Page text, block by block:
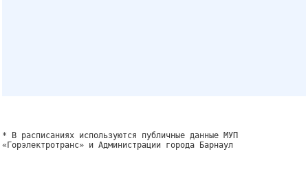
* В расписаниях используются публичные данные МУП
«Горэлектротранс» и Администрации города Барнаул